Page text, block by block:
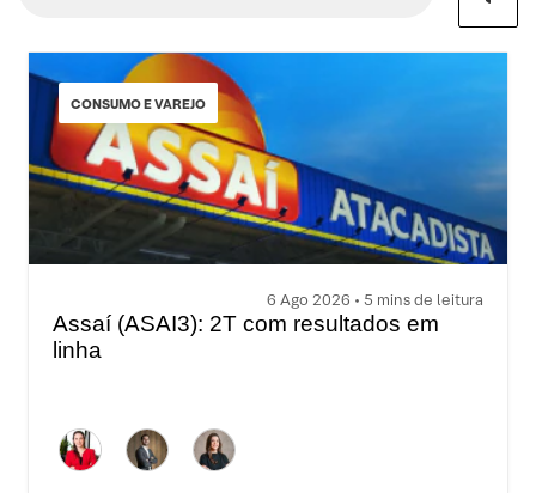
CONSUMO E VAREJO
6 Ago 2026 • 5 mins de leitura
Assaí (ASAI3): 2T com resultados em
linha